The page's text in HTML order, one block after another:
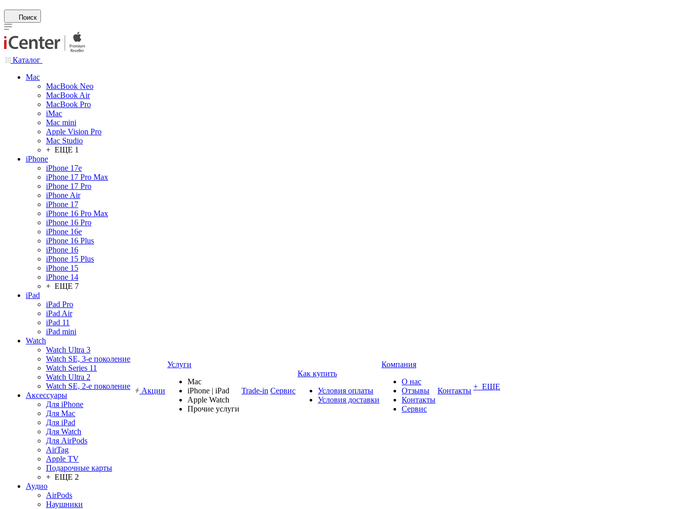
Поиск
Каталог
Mac
MacBook Neo
MacBook Air
MacBook Pro
iMac
Mac mini
Apple Vision Pro
Mac Studio
+ ЕЩЕ 1
iPhone
iPhone 17e
iPhone 17 Pro Max
iPhone 17 Pro
iPhone Air
iPhone 17
iPhone 16 Pro Max
iPhone 16 Pro
iPhone 16e
iPhone 16 Plus
iPhone 16
iPhone 15 Plus
iPhone 15
iPhone 14
+ ЕЩЕ 7
iPad
iPad Pro
iPad Air
iPad 11
iPad mini
Watch
Watch Ultra 3
Watch SE, 3-е поколение
Watch Series 11
Watch Ultra 2
Watch SE, 2-е поколение
Аксессуары
Для iPhone
Для Mac
Для iPad
Для Watch
Для AirPods
AirTag
Apple TV
Подарочные карты
+ ЕЩЕ 2
Аудио
AirPods
Наушники
Акции
Услуги
Mac
iPhone | iPad
Apple Watch
Прочие услуги
Trade-in Сервис
Как купить
Условия оплаты
Условия доставки
Компания
О нас
Отзывы
Контакты
Сервис
Контакты + ЕЩЕ